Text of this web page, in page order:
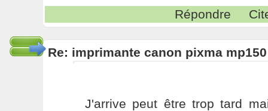
Répondre
Re: imprimante canon pixma mp150
J'arrive peut être trop tard